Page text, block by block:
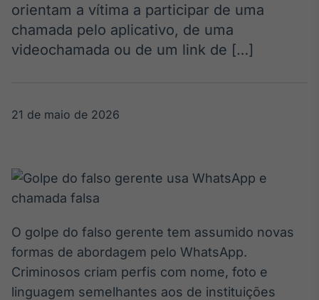
Os bastidores da
política em
tempo real
conteúdos
personalizados
Soluções de Dados
e Conteúdos
orientam a vítima a participar de uma
chamada pelo aplicativo, de uma
videochamada ou de um link de […]
21 de maio de 2026
O golpe do falso gerente tem assumido novas
formas de abordagem pelo WhatsApp.
Criminosos criam perfis com nome, foto e
linguagem semelhantes aos de instituições